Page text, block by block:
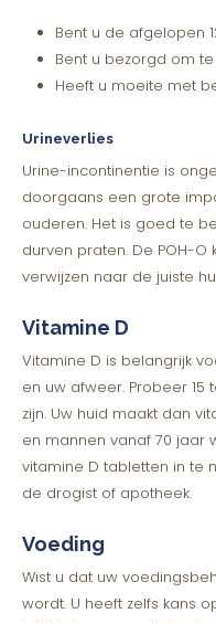
Bent u de afgelopen
Bent u bezorgd om
Heeft u moeite met
Urineverlies
Urine-incontinentie is
doorgaans een grote
ouderen. Het is goed te
durven praten. De POH-
verwijzen naar de juiste
Vitamine D
Vitamine D is belangrijk
en uw afweer. Probeer
zijn. Uw huid maakt dan
en mannen vanaf 70 jaar
vitamine D tabletten in te
de drogist of apotheek.
Voeding
Wist u dat uw
wordt. U heeft zelfs kans